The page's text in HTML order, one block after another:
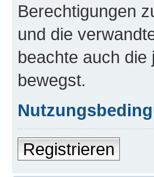
Berechtigungen
und die
beachte auch die
bewegst.
Registrieren